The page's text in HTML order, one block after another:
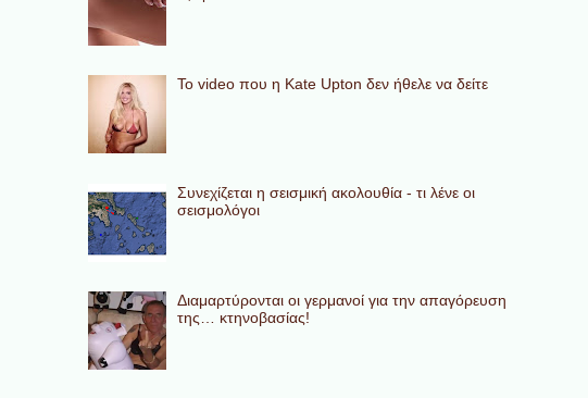
To video που η Kate Upton δεν ήθελε να δείτε
Συνεχίζεται η σεισμική ακολουθία - τι λένε οι
σεισμολόγοι
Διαμαρτύρονται οι γερμανοί για την απαγόρευση
της… κτηνοβασίας!